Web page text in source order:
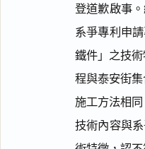
登道歉啟事
系爭專利申
鐵件」之技
程與泰安街
施工方法相
技術內容與